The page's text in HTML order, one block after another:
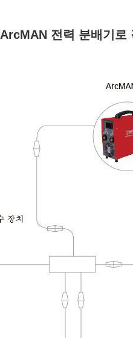
ArcMAN 전력 분배기로